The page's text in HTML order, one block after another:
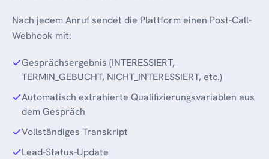
Nach jedem Anruf sendet die Plattform einen Post-Call-
Webhook mit:
Gesprächsergebnis (INTERESSIERT,
TERMIN_GEBUCHT, NICHT_INTERESSIERT, etc.)
Automatisch extrahierte Qualifizierungsvariablen aus
dem Gespräch
Vollständiges Transkript
Lead-Status-Update